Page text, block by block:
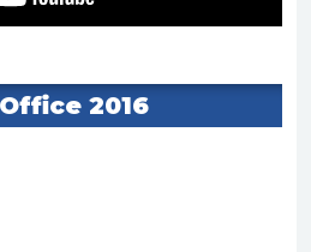
Office 2016